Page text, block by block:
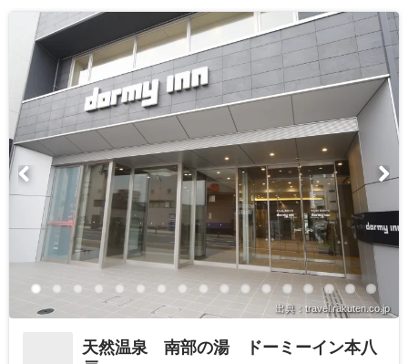
出典：travel.rakuten.co.jp
天然温泉 南部の湯 ドーミーイン本八